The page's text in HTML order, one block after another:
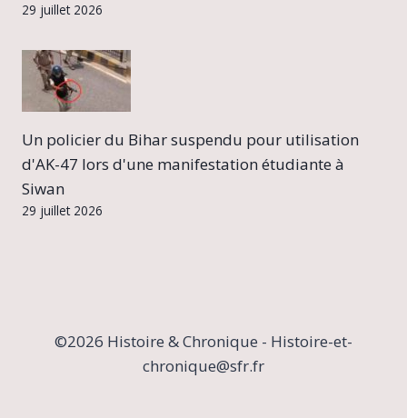
29 juillet 2026
Un policier du Bihar suspendu pour utilisation
d'AK-47 lors d'une manifestation étudiante à
Siwan
29 juillet 2026
©2026 Histoire & Chronique - Histoire-et-
chronique@sfr.fr